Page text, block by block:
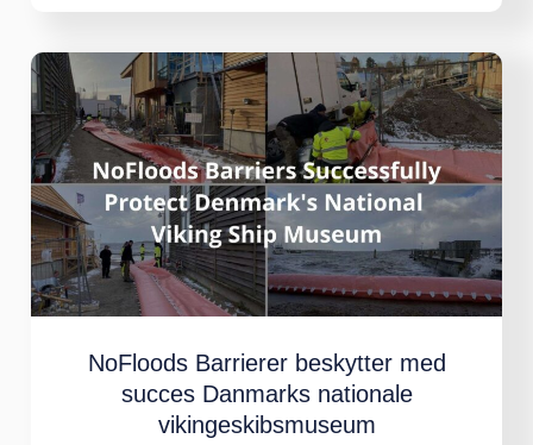
NoFloods Barrierer beskytter med
succes Danmarks nationale
vikingeskibsmuseum
NoFloods
Barrierer
beskytter
med
succes
Danmarks
nationale